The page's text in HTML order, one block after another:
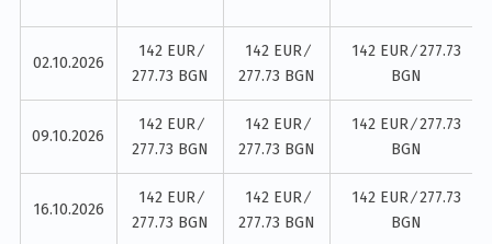
02.10.2026
142 EUR ∕
277.73 BGN
142 EUR ∕
277.73 BGN
142 EUR ∕ 277.73
BGN
09.10.2026
142 EUR ∕
277.73 BGN
142 EUR ∕
277.73 BGN
142 EUR ∕ 277.73
BGN
16.10.2026
142 EUR ∕
277.73 BGN
142 EUR ∕
277.73 BGN
142 EUR ∕ 277.73
BGN